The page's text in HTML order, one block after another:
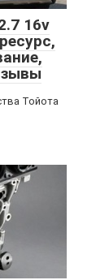
16v
Тойота